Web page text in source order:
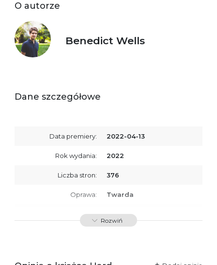
O autorze
Benedict Wells
Dane szczegółowe
Data premiery: 2022-04-13
Rok wydania: 2022
Liczba stron: 376
Oprawa: Twarda
ISBN 9788367176309
odpowiedzialne za
Sp. z o.o.
Rozwiń